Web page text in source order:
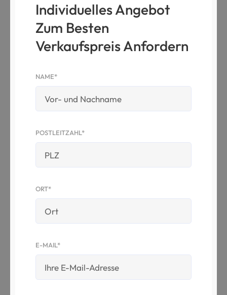
Individuelles Angebot
Zum Besten
Verkaufspreis Anfordern
NAME*
POSTLEITZAHL*
ORT*
E-MAIL*